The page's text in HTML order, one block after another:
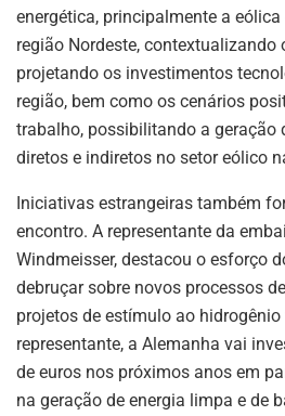
energética, principalmente a
região Nordeste, contextualizando
projetando os investimentos
região, bem como os cenários
trabalho, possibilitando a geração
diretos e indiretos no setor eólico
Iniciativas estrangeiras também
encontro. A representante da
Windmeisser, destacou o esforço
debruçar sobre novos processos
projetos de estímulo ao
representante, a Alemanha vai
de euros nos próximos anos em
na geração de energia limpa e de